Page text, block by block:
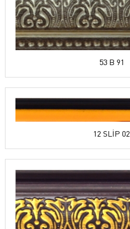
53 B 91
12 SLİP 02